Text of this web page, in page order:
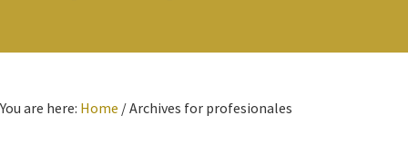
You are here: Home /Archives for profesionales